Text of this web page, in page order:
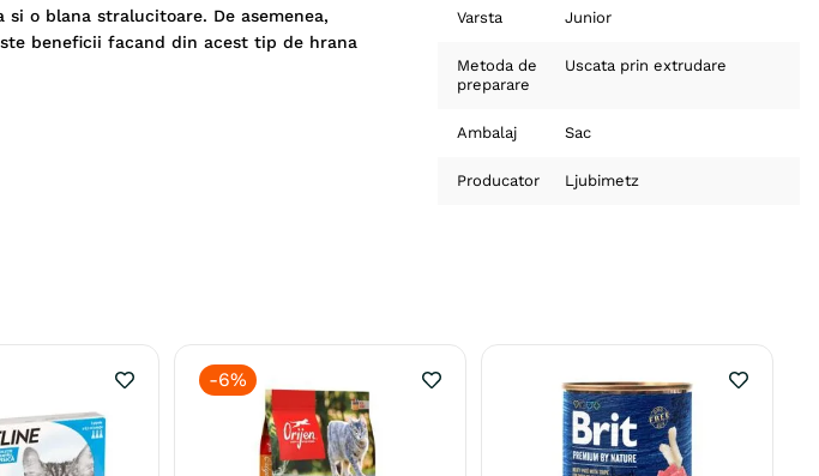
o blana stralucitoare. De asemenea,
beneficii facand din acest tip de hrana
Varsta Junior
Metoda de
preparare
Uscata prin extrudare
Ambalaj Sac
Producator Ljubimetz
-6%